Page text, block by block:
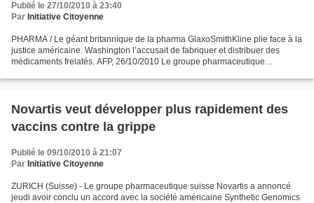
Publié le 27/10/2010 à 23:40
Par Initiative Citoyenne
PHARMA / Le géant britannique de la pharma GlaxoSmithKline plie face à la
justice américaine. Washington l’accusait de fabriquer et distribuer des
médicaments frelatés. AFP, 26/10/2010 Le groupe pharmaceutique
Novartis veut développer plus rapidement des
vaccins contre la grippe
Publié le 09/10/2010 à 21:07
Par Initiative Citoyenne
ZURICH (Suisse) - Le groupe pharmaceutique suisse Novartis a annoncé
jeudi avoir conclu un accord avec la société américaine Synthetic Genomics